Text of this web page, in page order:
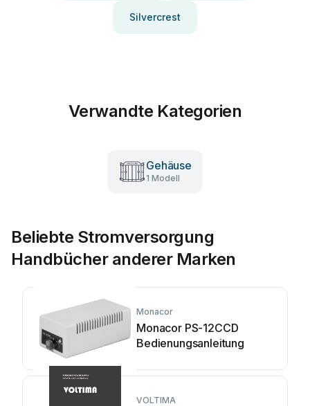
Silvercrest
Verwandte Kategorien
Gehäuse
1 Modell
Beliebte Stromversorgung
Handbücher anderer Marken
Monacor
Monacor PS-12CCD
Bedienungsanleitung
VOLTIMA